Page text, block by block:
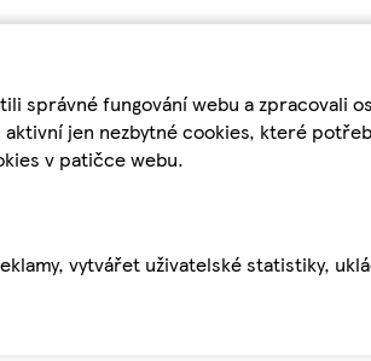
správné fungování webu a zpracovali
jen nezbytné cookies, které
v patičce webu.
vytvářet uživatelské statistiky,